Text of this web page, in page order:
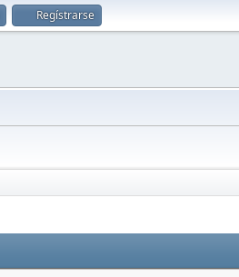
Regístrarse